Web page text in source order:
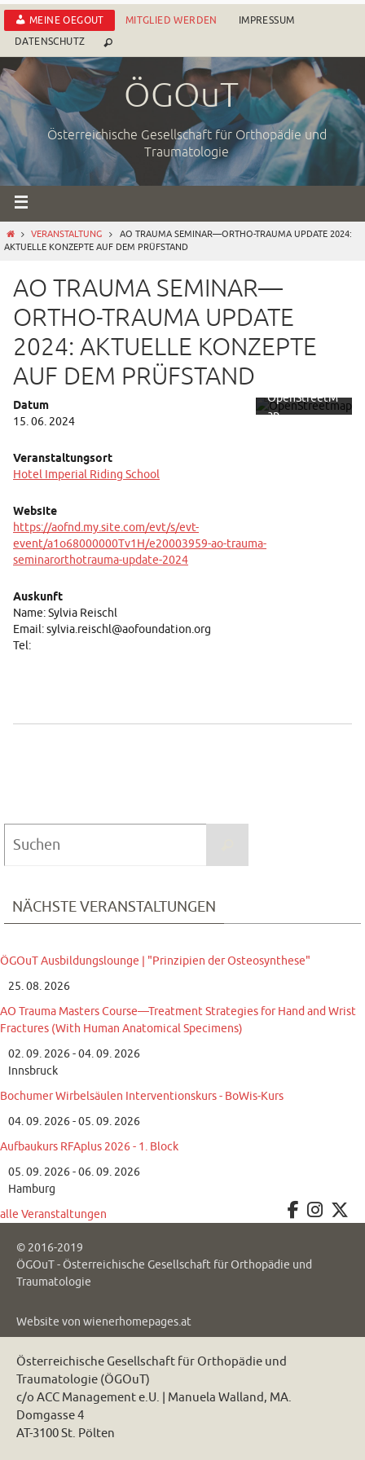
Zum
Inhalt
springen
MEINE OEGOUT MITGLIED WERDEN
IMPRESSUM
DATENSCHUTZ
ÖGOuT
Österreichische Gesellschaft für Orthopädie und
Traumatologie
STARTVERANSTALTUNG
AO TRAUMA SEMINAR—ORTHO-TRAUMA UPDATE 2024:
AKTUELLE KONZEPTE AUF DEM PRÜFSTAND
AO TRAUMA SEMINAR—
ORTHO-TRAUMA UPDATE
2024: AKTUELLE KONZEPTE
AUF DEM PRÜFSTAND
Laden der
Karte
akzeptieren
Sie die
OpenStreetM
ap
Datum
15. 06. 2024
Veranstaltungsort
Hotel Imperial Riding School
Website
https://aofnd.my.site.com/evt/s/evt-
event/a1o68000000Tv1H/e20003959-ao-trauma-
seminarorthotrauma-update-2024
Auskunft
Name: Sylvia Reischl
Email: sylvia.reischl@aofoundation.org
Tel:
NÄCHSTE VERANSTALTUNGEN
ÖGOuT Ausbildungslounge | "Prinzipien der Osteosynthese"
25. 08. 2026
AO Trauma Masters Course—Treatment Strategies for Hand and Wrist
Fractures (With Human Anatomical Specimens)
02. 09. 2026 - 04. 09. 2026
Innsbruck
Bochumer Wirbelsäulen Interventionskurs - BoWis-Kurs
04. 09. 2026 - 05. 09. 2026
Aufbaukurs RFAplus 2026 - 1. Block
05. 09. 2026 - 06. 09. 2026
Hamburg
alle Veranstaltungen
© 2016-2019
ÖGOuT - Österreichische Gesellschaft für Orthopädie und
Traumatologie
Website von wienerhomepages.at
Österreichische Gesellschaft für Orthopädie und
Traumatologie (ÖGOuT)
c/o ACC Management e.U. | Manuela Walland, MA.
Domgasse 4
AT-3100 St. Pölten